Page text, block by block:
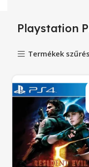
Playstation
Termékek